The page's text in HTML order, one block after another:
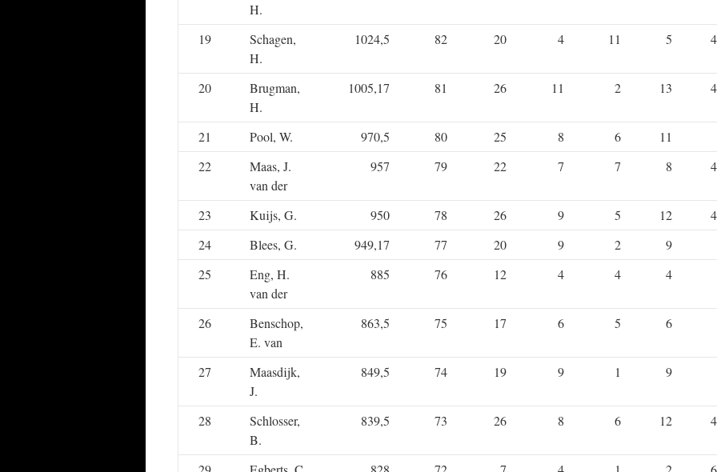
H.
19
Schagen,
H.
1024,5 82 20 4 11 5
20
Brugman,
H.
1005,17 81 26 11 2 13
21 Pool, W. 970,5 80 25 8 6 11
22
Maas, J.
van der
957 79 22 7 7 8
23 Kuijs, G. 950 78 26 9 5 12
24
Blees, G. 949,17 77 20 9 2 9
25
Eng, H.
van der
885 76 12 4 4 4
26
Benschop,
E. van
863,5 75 17 6 5 6
27
Maasdijk,
J.
849,5 74 19 9 1 9
28
Schlosser,
B.
839,5 73 26 8 6 12